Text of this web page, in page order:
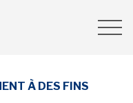
À DES FINS